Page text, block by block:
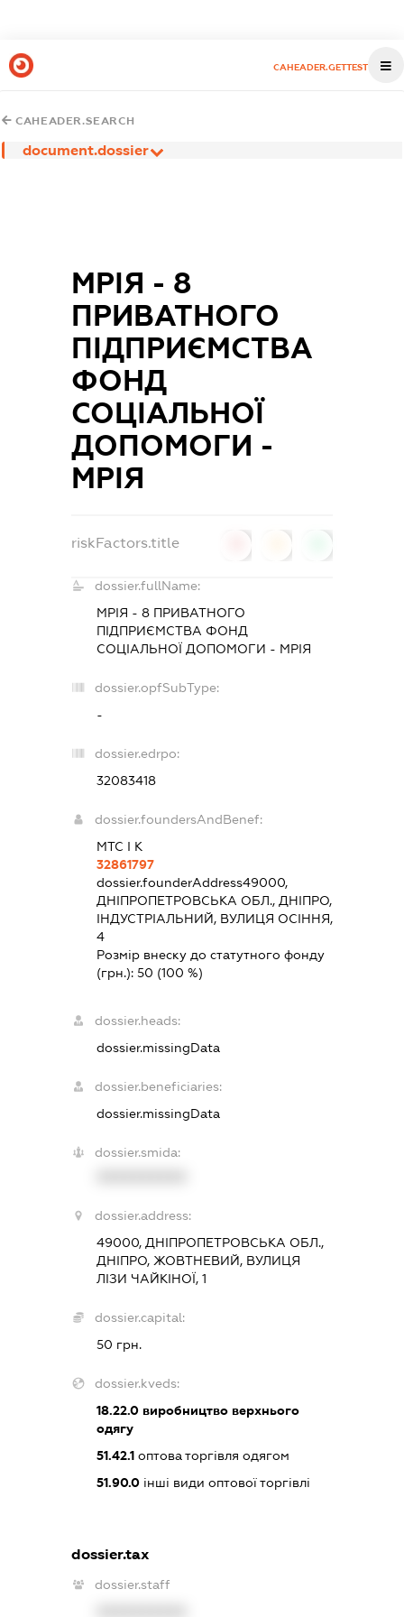
CAHEADER.GETTEST
CAHEADER.SEARCH
document.dossier
МРІЯ - 8
ПРИВАТНОГО
ПІДПРИЄМСТВА
ФОНД
СОЦІАЛЬНОЇ
ДОПОМОГИ -
МРІЯ
riskFactors.title
dossier.fullName:
МРІЯ - 8 ПРИВАТНОГО
ПІДПРИЄМСТВА ФОНД
СОЦІАЛЬНОЇ ДОПОМОГИ - МРІЯ
dossier.opfSubType:
-
dossier.edrpo:
32083418
dossier.foundersAndBenef:
МТС І К
32861797
dossier.founderAddress49000,
ДНІПРОПЕТРОВСЬКА ОБЛ., ДНІПРО,
ІНДУСТРІАЛЬНИЙ, ВУЛИЦЯ ОСІННЯ,
4
Розмір внеску до статутного фонду
(грн.): 50 (100 %)
dossier.heads:
dossier.missingData
dossier.beneficiaries:
dossier.missingData
dossier.smida:
dossier.address:
49000, ДНІПРОПЕТРОВСЬКА ОБЛ.,
ДНІПРО, ЖОВТНЕВИЙ, ВУЛИЦЯ
ЛІЗИ ЧАЙКІНОЇ, 1
dossier.capital:
50 грн.
dossier.kveds:
18.22.0виробництво верхнього
одягу
51.42.1оптова торгівля одягом
51.90.0інші види оптової торгівлі
dossier.tax
dossier.staff